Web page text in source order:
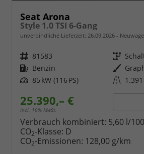
Seat Arona
Style 1.0 TSI 6-Gang
unverbindliche Lieferzeit: 26.09.2026
Fahrzeugnr. 81583 Getriebe
Kraftstoff Benzin Außenfarbe
Leistung 85 kW (116 PS) Kilometerstand
25.390,– €
incl. 19% MwSt.
Verbrauch kombiniert: 5,60 l/
CO2-Klasse: D
CO2-Emissionen: 128,00 g/km